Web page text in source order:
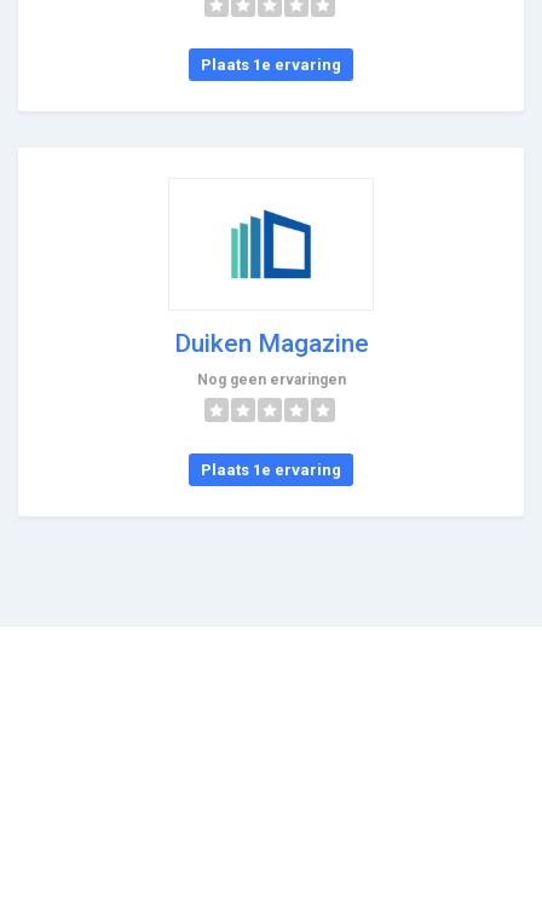
Plaats 1e ervaring
Duiken Magazine
Nog geen ervaringen
Plaats 1e ervaring